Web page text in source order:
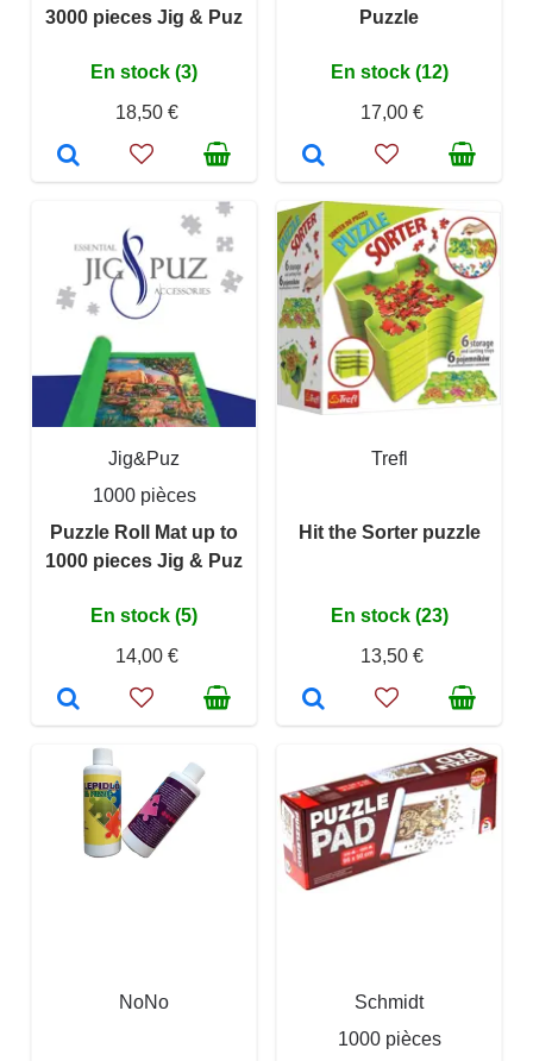
3000 pieces Jig & Puz
En stock (3)
18,50 €
Puzzle
En stock (12)
17,00 €
Jig&Puz
1000 pièces
Puzzle Roll Mat up to
1000 pieces Jig & Puz
En stock (5)
14,00 €
Trefl
Hit the Sorter puzzle
En stock (23)
13,50 €
NoNo
Schmidt
1000 pièces